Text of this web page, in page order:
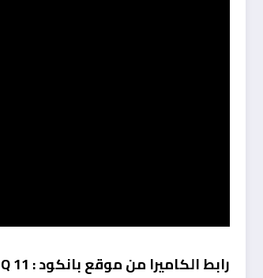
رابط الكاميرا من موقع بانكود : SQ 11